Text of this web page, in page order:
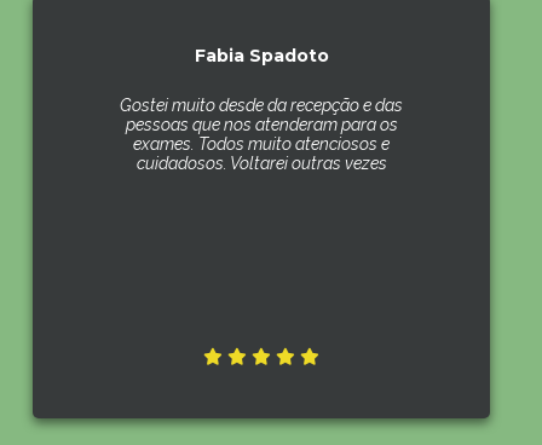
Fabia Spadoto
Gostei muito desde da recepção e das
pessoas que nos atenderam para os
exames. Todos muito atenciosos e
cuidadosos. Voltarei outras vezes